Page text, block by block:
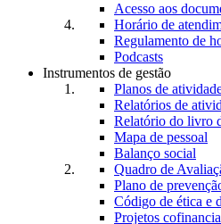
Acesso aos
Horário de
Regulamento de
Podcasts
Instrumentos de gestão
Planos de
Relatórios de
Relatório do livro
Mapa de pessoal
Balanço social
Quadro de
Plano de
Código de ética e
Projetos